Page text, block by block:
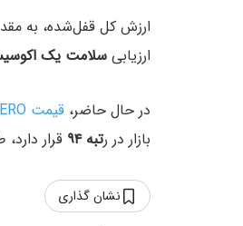
ارزش کل قفل‌شده، به
ارزیابی سلامت یک
در حال حاضر، قیمت AERO
بازار در رتبه ۹۴ قرار دارد، طی ۲۴ ساعت
نشان گذاری